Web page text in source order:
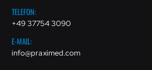
TELEFON:
+49 37754 3090
E-MAIL:
info@praximed.com